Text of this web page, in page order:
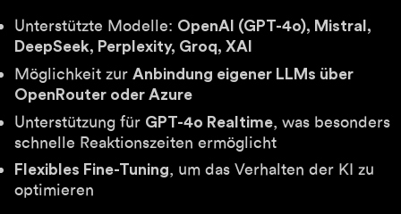
Unterstützte Modelle: OpenAI (GPT-4o), Mistral,
DeepSeek, Perplexity, Groq, XAI
Möglichkeit zur Anbindung eigener LLMs über
OpenRouter oder Azure
Unterstützung für GPT-4o Realtime, was besonders
schnelle Reaktionszeiten ermöglicht
Flexibles Fine-Tuning, um das Verhalten der KI zu
optimieren